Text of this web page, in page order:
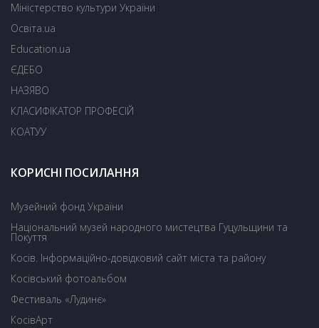
Міністерство культури України
Освіта.ua
Education.ua
ЄДЕБО
НАЗЯВО
КЛАСИФІКАТОР ПРОФЕСІЙ
КОАТУУ
КОРИСНІ ПОСИЛАННЯ
Музейний фонд України
Національний музей народного мистецтва Гуцульщини та
Покуття
Косів. Інформаційно-довідковий сайт міста та району
Косівський фотоальбом
Фестиваль «Лудинє»
КосівАрт